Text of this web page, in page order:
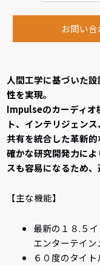
お問い
人間工学に基づいた
性を実現。
Impulseのカーディオ
ト、インテリジェンス、
共有を統合した革新的
確かな研究開発力に
スも容易になるため、
【主な機能】
最新の１８.５
エンターテイ
６０度のタイ